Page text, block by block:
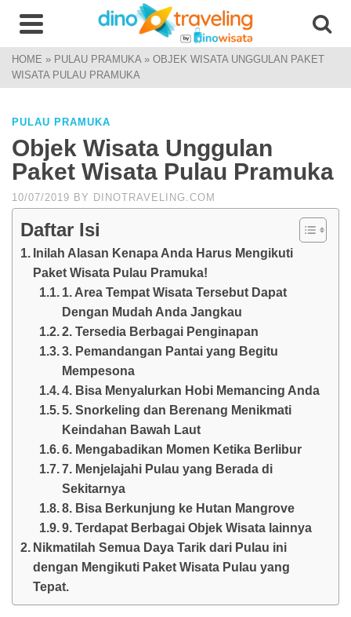
HOME » PULAU PRAMUKA » OBJEK WISATA UNGGULAN PAKET
WISATA PULAU PRAMUKA
PULAU PRAMUKA
Objek Wisata Unggulan
Paket Wisata Pulau Pramuka
10/07/2019 BY DINOTRAVELING.COM
Daftar Isi
Inilah Alasan Kenapa Anda Harus Mengikuti
Paket Wisata Pulau Pramuka!
1. Area Tempat Wisata Tersebut Dapat
Dengan Mudah Anda Jangkau
2. Tersedia Berbagai Penginapan
3. Pemandangan Pantai yang Begitu
Mempesona
4. Bisa Menyalurkan Hobi Memancing Anda
5. Snorkeling dan Berenang Menikmati
Keindahan Bawah Laut
6. Mengabadikan Momen Ketika Berlibur
7. Menjelajahi Pulau yang Berada di
Sekitarnya
8. Bisa Berkunjung ke Hutan Mangrove
9. Terdapat Berbagai Objek Wisata lainnya
Nikmatilah Semua Daya Tarik dari Pulau ini
dengan Mengikuti Paket Wisata Pulau yang
Tepat.